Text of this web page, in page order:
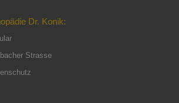
Dr. Konik:
Strasse